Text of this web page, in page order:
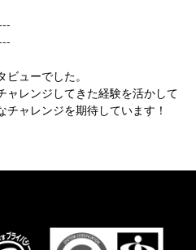
ューでした。
ャレンジしてきた経験を活かして
ャレンジを期待しています！